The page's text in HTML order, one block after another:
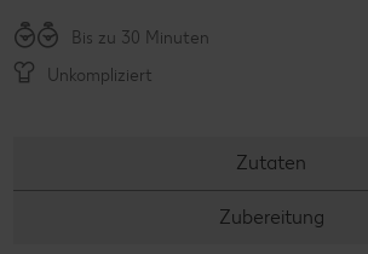
Bis zu 30 Minuten
Unkompliziert
Zutaten
Zubereitung